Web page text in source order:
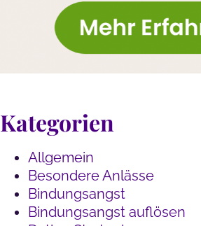
Kategorien
Allgemein
Besondere Anlässe
Bindungsangst
Bindungsangst auflösen